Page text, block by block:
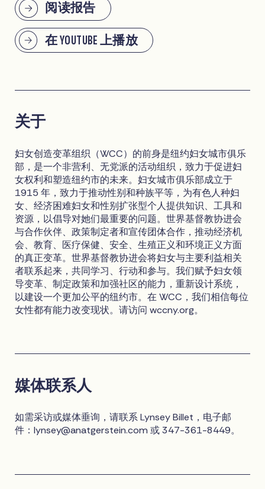
阅读报告
在 YOUTUBE 上播放
关于
妇女创造变革组织（WCC）的前身是纽约妇女城市俱乐
部，是一个非营利、无党派的活动组织，致力于促进妇
女权利和塑造纽约市的未来。妇女城市俱乐部成立于
1915 年，致力于推动性别和种族平等，为有色人种妇
女、经济困难妇女和性别扩张型个人提供知识、工具和
资源，以倡导对她们最重要的问题。世界基督教协进会
与合作伙伴、政策制定者和宣传团体合作，推动经济机
会、教育、医疗保健、安全、生殖正义和环境正义方面
的真正变革。世界基督教协进会将妇女与主要利益相关
者联系起来，共同学习、行动和参与。我们赋予妇女领
导变革、制定政策和加强社区的能力，重新设计系统，
以建设一个更加公平的纽约市。在 WCC，我们相信每位
女性都有能力改变现状。请访问 wccny.org。
媒体联系人
如需采访或媒体垂询，请联系 Lynsey Billet，电子邮
件：lynsey@anatgerstein.com 或 347-361-8449。